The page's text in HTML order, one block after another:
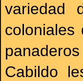
variedad
Cabildo